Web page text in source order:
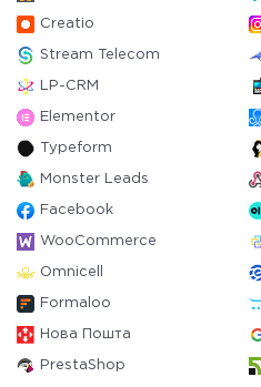
Creatio
Stream Telecom
LP-CRM
Elementor
Typeform
Monster Leads
Facebook
WooCommerce
Omnicell
Formaloo
Нова Пошта
PrestaShop